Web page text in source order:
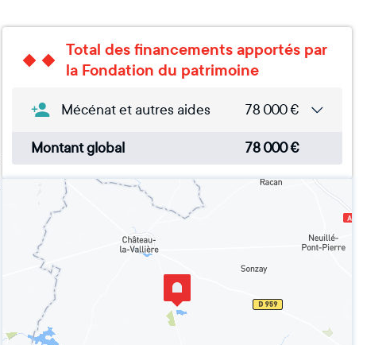
Total des financements apportés par
la Fondation du patrimoine
Mécénat et autres aides 78 000€
Montant global 78 000€